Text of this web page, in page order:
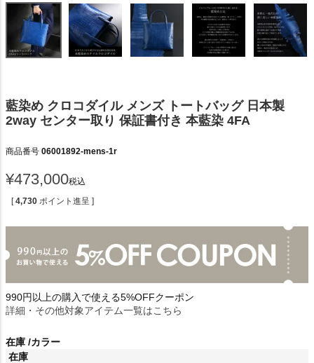
藍染め クロコダイル メンズ トートバッグ 日本製
2way センター取り 保証書付き 本藍染 4FA
商品番号 06001892-mens-1r
¥473,000税込
[ 4,730 ポイント進呈 ]
990円以上の購入で使える5%OFFクーポン
詳細・その他対象アイテム一覧はこちら
在庫 カラー
在庫